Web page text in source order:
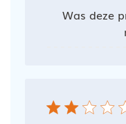
Was deze